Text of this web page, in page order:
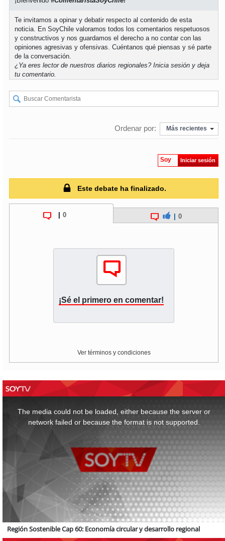
soypuertomontt
soychiloé
Te invitamos a opinar y debatir respecto al contenido de esta
noticia. En SoyChile valoramos todos los comentarios respetuosos
y constructivos y nos guardamos el derecho a no contar con las
opiniones agresivas y ofensivas. Cuéntanos qué piensas y sé parte
de la conversación.
¿Ya eres lector de nuestros diarios regionales?Inicia sesión y deja
tu comentario.
Ordenar por: Más recientes
Soy Iniciar sesión
Este debate ha finalizado.
0 0
¡Sé el primero en comentar!
Ver términos y condiciones
The media could not be loaded, either because the server or
network failed or because the format is not supported.
Región Sostenible Cap 60: Economía circular y desarrollo regional